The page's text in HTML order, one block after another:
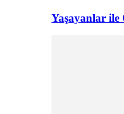
Yaşayanlar ile